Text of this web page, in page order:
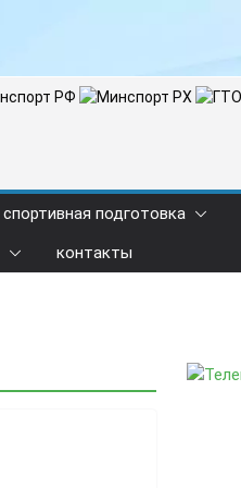
спортивная подготовка
контакты